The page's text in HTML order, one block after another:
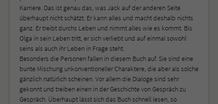
Karriere. Das ist genau das, was Jack auf der anderen Seite
überhaupt nicht schätzt. Er kann alles und macht deshalb nichts
ganz. Er treibt durchs Leben und nimmt alles wie es kommt. Bis
Olga in sein Leben tritt, er sich verliebt und auf einmal sowohl
seins als auch ihr Leben in Frage steht.
Besonders die Personen fallen in diesem Buch auf. Sie sind eine
bunte Mischung unkonventioneller Charaktere, die aber als solche
gänzlich natürlich scheinen. Vor allem die Dialoge sind sehr
gekonnt und treiben einen in der Geschichte von Gespräch zu
Gespräch. Überhaupt lässt sich das Buch schnell lesen, so